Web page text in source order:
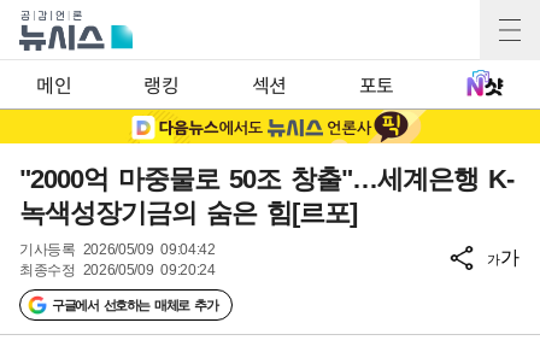
메인 랭킹 섹션 포토
"2000억 마중물로 50조 창출"…세계은행 K-
녹색성장기금의 숨은 힘[르포]
기사등록 2026/05/09 09:04:42
최종수정 2026/05/09 09:20:24
구글에서 선호하는 매체로 추가
가가